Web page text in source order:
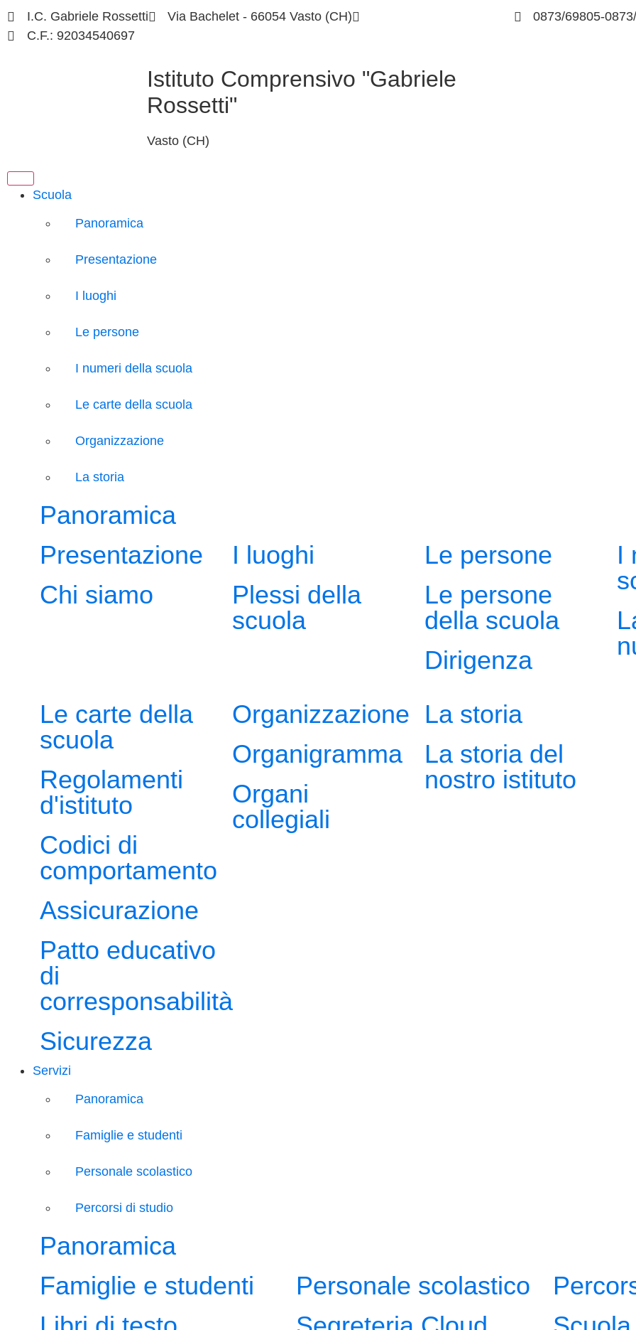
I.C. Gabriele Rossetti Via Bachelet - 66054 Vasto (CH) 0873/69805-
C.F.: 92034540697
Istituto Comprensivo "Gabriele
Rossetti"
Vasto (CH)
Scuola
Panoramica
Presentazione
I luoghi
Le persone
I numeri della scuola
Le carte della scuola
Organizzazione
La storia
Panoramica
Presentazione
Chi siamo
I luoghi
Plessi della
scuola
Le persone
Le persone
della scuola
Dirigenza
I
Le carte della
scuola
Regolamenti
d'istituto
Codici di
comportamento
Assicurazione
Patto educativo
di
corresponsabilità
Sicurezza
Organizzazione
Organigramma
Organi
collegiali
La storia
La storia del
nostro istituto
Servizi
Panoramica
Famiglie e studenti
Personale scolastico
Percorsi di studio
Panoramica
Famiglie e studenti
Personale scolastico